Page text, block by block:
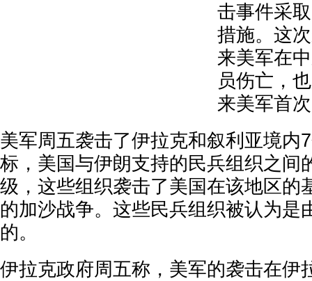
击事件采
措施。这
来美军在
员伤亡，
来美军首
美军周五袭击了伊拉克和叙利亚境内
标，美国与伊朗支持的民兵组织之间
级，这些组织袭击了美国在该地区的
的加沙战争。这些民兵组织被认为是
的。
伊拉克政府周五称，美军的袭击在伊